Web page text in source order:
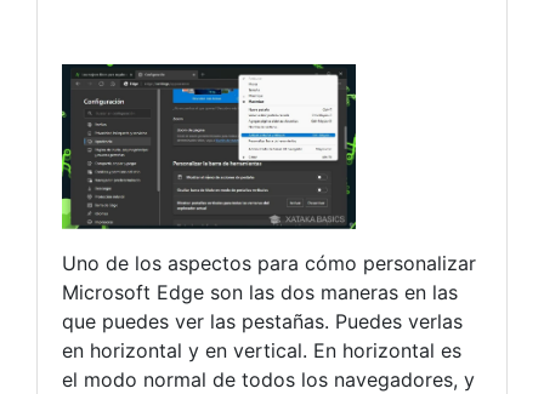
Uno de los aspectos para cómo personalizar
Microsoft Edge son las dos maneras en las
que puedes ver las pestañas. Puedes verlas
en horizontal y en vertical. En horizontal es
el modo normal de todos los navegadores, y